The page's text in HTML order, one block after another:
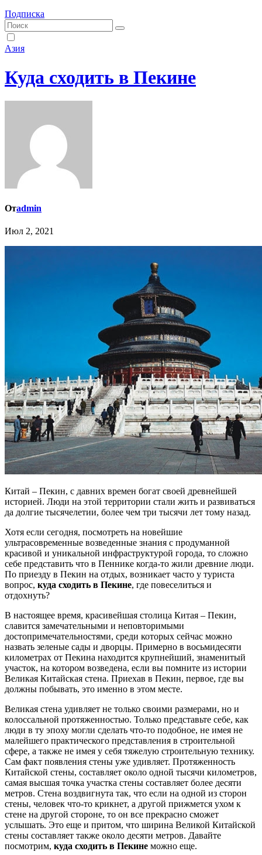
Подписка
Азия
Куда сходить в Пекине
Отadmin
Июл 2, 2021
Китай – Пекин, с давних времен богат своей древнейшей
историей. Люди на этой территории стали жить и развиваться
да долгие тысячелетии, более чем три тысячи лет тому назад.
Хотя если сегодня, посмотреть на новейшие
ультрасовременные возведенные знания с продуманной
красивой и уникальной инфраструктурой города, то сложно
себе представить что в Пеннике когда-то жили древние люди.
По приезду в Пекин на отдых, возникает часто у туриста
вопрос, куда сходить в Пекине, где повеселиться и
отдохнуть?
В настоящее время, красивейшая столица Китая – Пекин,
славится замечательными и неповторимыми
достопримечательностями, среди которых сейчас можно
назвать зеленые сады и дворцы. Примерно в восьмидесяти
километрах от Пекина находится крупнейший, знаменитый
участок, на котором возведена, если вы помните из истории
Великая Китайская стена. Приехав в Пекин, первое, где вы
должны побывать, это именно в этом месте.
Великая стена удивляет не только своими размерами, но и
колоссальной протяженностью. Только представьте себе, как
люди в ту эпоху могли сделать что-то подобное, не имея не
малейшего практического представления в строительной
сфере, а также не имея у себя тяжелую строительную технику.
Сам факт появления стены уже удивляет. Протяженность
Китайской стены, составляет около одной тысячи километров,
самая высшая точка участка стены составляет более десяти
метров. Стена воздвигнута так, что если на одной из сторон
стены, человек что-то крикнет, а другой прижмется ухом к
стене на другой стороне, то он все прекрасно сможет
услышать. Это еще и притом, что ширина Великой Китайской
стены составляет также около десяти метров. Давайте
посмотрим, куда сходить в Пекине можно еще.